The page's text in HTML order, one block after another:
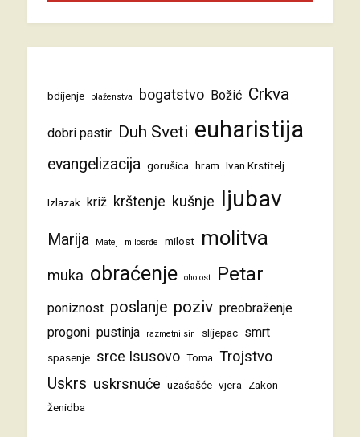
bdijenje blaženstva bogatstvo Božić Crkva
dobri pastir Duh Sveti euharistija
evangelizacija gorušica hram Ivan Krstitelj
Izlazak križ krštenje kušnje ljubav
Marija Matej milosrđe milost molitva
muka obraćenje oholost Petar
poniznost poslanje poziv preobraženje
progoni pustinja razmetni sin slijepac smrt
spasenje srce Isusovo Toma Trojstvo
Uskrs uskrsnuće uzašašće vjera
Zakon
ženidba